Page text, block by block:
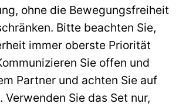
ohne die Bewegungsfreiheit
Bitte beachten Sie,
immer oberste Priorität
Sie offen und
Partner und achten Sie auf
Verwenden Sie das Set nur,